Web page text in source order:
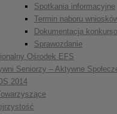
Spotkania informacyjne
Termin naboru
Dokumentacja
Sprawozdanie
Ośrodek EFS
Seniorzy – Aktywne
2014